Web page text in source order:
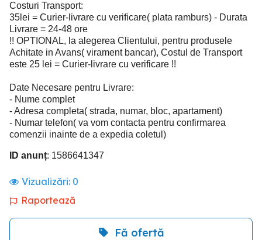
Costuri Transport:
35lei = Curier-livrare cu verificare( plata ramburs) - Durata
Livrare = 24-48 ore
!! OPTIONAL, la alegerea Clientului, pentru produsele
Achitate in Avans( virament bancar), Costul de Transport
este 25 lei = Curier-livrare cu verificare !!
Date Necesare pentru Livrare:
- Nume complet
- Adresa completa( strada, numar, bloc, apartament)
- Numar telefon( va vom contacta pentru confirmarea
comenzii inainte de a expedia coletul)
ID anunț: 1586641347
Vizualizări: 0
Raportează
Fă ofertă